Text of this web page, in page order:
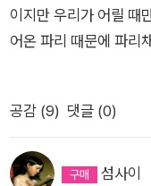
이지만 우리가 어릴 때
어온 파리 때문에 파리
살 때보다 초파리가 꼬
고 하수구에서 올라오
!!! 그 때 처음 [바람의
공감 (9) 댓글 (0)
섬사이